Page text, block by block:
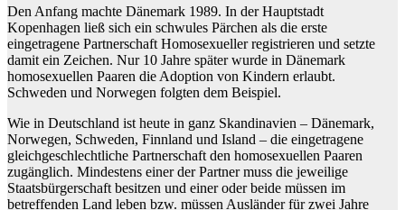
Den Anfang machte Dänemark 1989. In der Hauptstadt
Kopenhagen ließ sich ein schwules Pärchen als die erste
eingetragene Partnerschaft Homosexueller registrieren und setzte
damit ein Zeichen. Nur 10 Jahre später wurde in Dänemark
homosexuellen Paaren die Adoption von Kindern erlaubt.
Schweden und Norwegen folgten dem Beispiel.
Wie in Deutschland ist heute in ganz Skandinavien – Dänemark,
Norwegen, Schweden, Finnland und Island – die eingetragene
gleichgeschlechtliche Partnerschaft den homosexuellen Paaren
zugänglich. Mindestens einer der Partner muss die jeweilige
Staatsbürgerschaft besitzen und einer oder beide müssen im
betreffenden Land leben bzw. müssen Ausländer für zwei Jahre